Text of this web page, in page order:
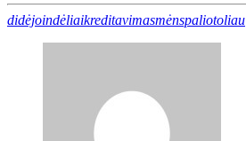
didėjoindėliaikreditavimasmėnspaliotoliau